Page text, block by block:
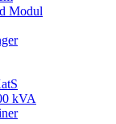
Modul
kVA